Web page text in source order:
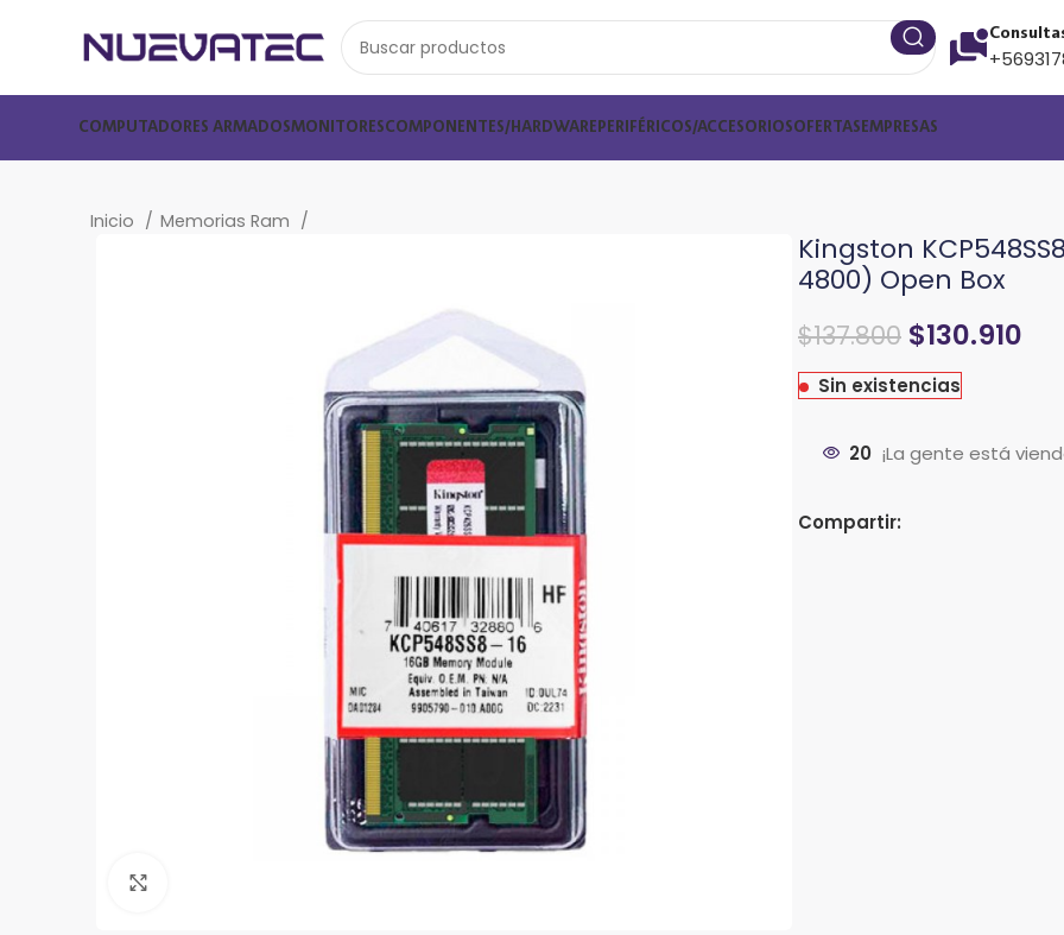
COMPUTADORES ARMADOSMONITORESCOMPONENTES/HARDWARE PERIFÉRICOS/ACCESORIOSOFERTAS EMPRESAS
Inicio Memorias Ram
Kingston
4800) Open Box
$137.800 $130.910
Sin existencias
20 ¡La gente está
Compartir: